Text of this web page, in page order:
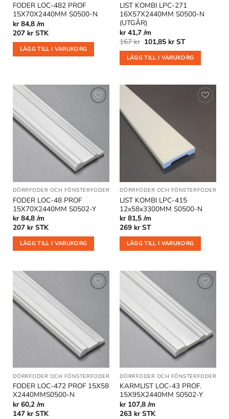
FODER LOC-482 PROF
15X70X2440MM S0500-N
kr 84,8 /m
207 kr STK
LÄGG TILL I VARUKORG
LIST KOMBI LPC-271
16X57X2440MM S0500-N
(UTGÅR)
kr 41,7 /m
167kr Det
ursprungliga
priset
var:
167 kr.
101,85 krDet
nuvarande
priset
är:
101,85 kr.
ST
LÄGG TILL I VARUKORG
önskelistan
DÖRRFODER OCH FÖNSTERFODER
FODER LOC-48 PROF
15X70X2440MM S0502-Y
kr 84,8 /m
207 kr STK
LÄGG TILL I VARUKORG
önskelistan
DÖRRFODER OCH FÖNSTERFODER
LIST KOMBI LPC-415
12x58x3300MM S0500-N
kr 81,5 /m
269 kr ST
LÄGG TILL I VARUKORG
önskelistan
DÖRRFODER OCH FÖNSTERFODER
FODER LOC-472 PROF 15X58
X2440MMS0500-N
kr 60,2 /m
147 kr STK
önskelistan
DÖRRFODER OCH FÖNSTERFODER
KARMLIST LOC-43 PROF.
15X95X2440MM S0502-Y
kr 107,8 /m
263 kr STK